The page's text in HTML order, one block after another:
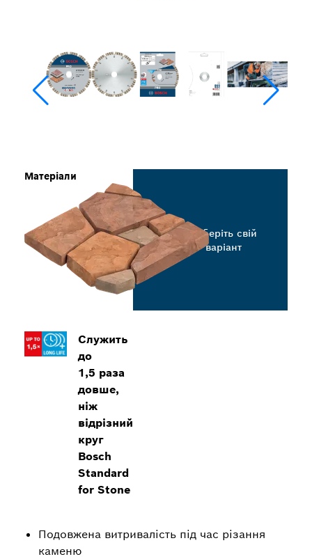
Служить
до
1,5 раза
довше,
ніж
відрізний
круг
Bosch
Standard
for Stone
Подовжена витривалість під час різання
каменю
Матеріали
Виберіть свій
варіант